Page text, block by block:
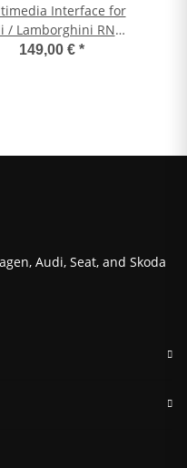
Interface for
/ Lamborghini RNS-
AV IN + Rear View
149,00 € *
Audi, Seat, and Skoda